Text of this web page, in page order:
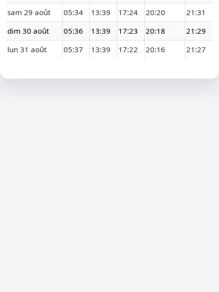
sam 29 août 05:34 13:39 17:24 20:20
21:31
dim 30 août
05:36 13:39 17:23 20:18
21:29
lun 31 août
05:37 13:39 17:22 20:16 21:27